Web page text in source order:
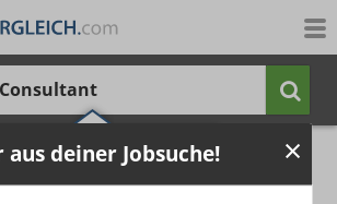
Ergebnisse verbessern -
€ 5.839 €
50% 25%
deiner Jobsuche!